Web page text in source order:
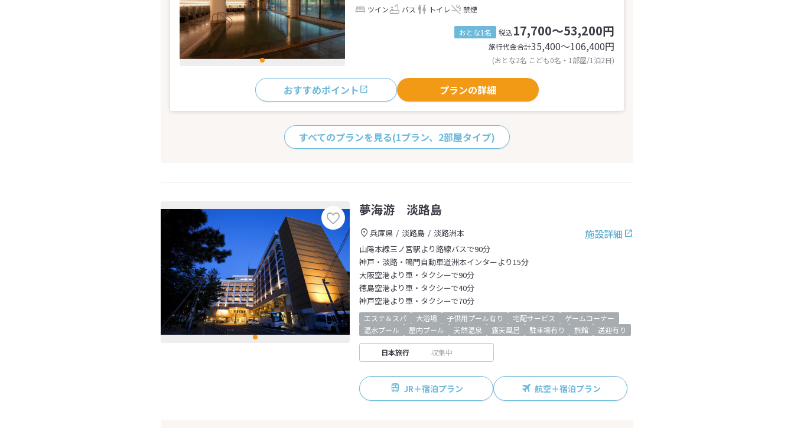
ツイン
バス トイレ 禁煙
おとな1名 税込17,700～53,200円
旅行代金合計35,400〜106,400円
(おとな2名 こども0名・1部屋/1泊2日)
おすすめポイント プランの詳細
すべてのプランを見る(1プラン、2部屋タイプ)
夢海游 淡路島
施設詳細
兵庫県 淡路島
淡路洲本
山陽本線三ノ宮駅より路線バスで90分
神戸・淡路・鳴門自動車道洲本インターより15分
大阪空港より車・タクシーで90分
徳島空港より車・タクシーで40分
神戸空港より車・タクシーで70分
エステ＆スパ 大浴場 子供用プール有り 宅配サービス
ゲームコーナー
温水プール
屋内プール 天然温泉 露天風呂 駐車場有り 旅館 送迎有り
日本旅行 収集中
JR＋宿泊プラン 航空＋宿泊プラン